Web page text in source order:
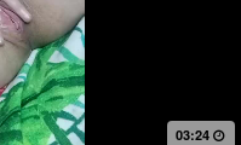
03:24